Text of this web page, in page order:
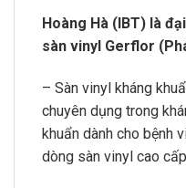
Hoàng Hà (IBT) là
sàn vinyl Gerflor
– Sàn vinyl kháng
chuyên dụng trong
khuẩn dành cho bệnh
dòng sàn vinyl cao